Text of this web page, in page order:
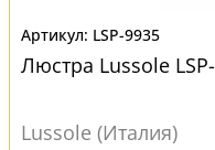
LSP-9935
Люстра Lussole
Lussole (Италия)